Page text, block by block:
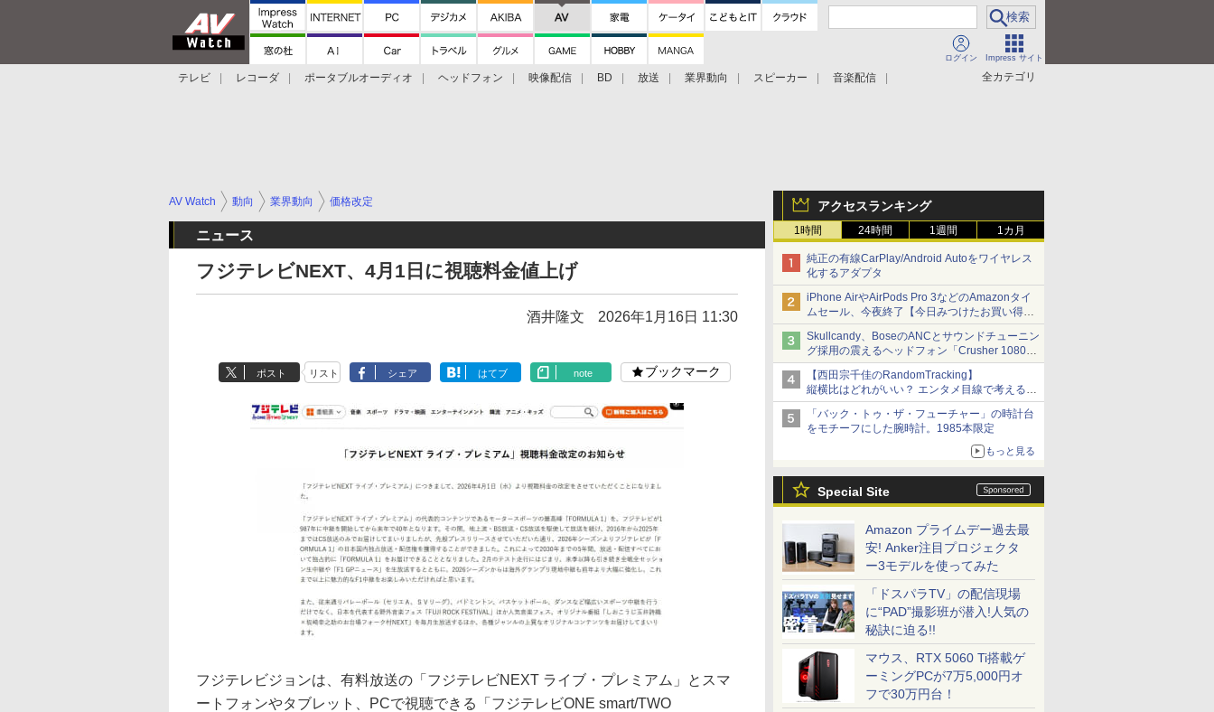
ログイン Impress サイト
全カテゴリ
テレビ レコーダ ポータブルオーディオ ヘッドフォン 映像配信 BD 放送 業界動向 スピーカー
音楽配信
アクセスランキング
1時間 24時間 1週間 1カ月
純正の有線CarPlay/Android Autoをワイヤレス
化するアダプタ
iPhone AirやAirPods Pro 3などのAmazonタイ
ムセール、今夜終了【今日みつけたお買い得
品】
Skullcandy、BoseのANCとサウンドチューニン
グ採用の震えるヘッドフォン「Crusher 1080
ANC」
【西田宗千佳のRandomTracking】
縦横比はどれがいい？ エンタメ目線で考える、
サムスン新「Galaxy Z Fold」
「バック・トゥ・ザ・フューチャー」の時計台
をモチーフにした腕時計。1985本限定
もっと見る
Special Site
Amazon プライムデー過去最
安! Anker注目プロジェクタ
ー3モデルを使ってみた
「ドスパラTV」の配信現場
に“PAD”撮影班が潜入!人気の
秘訣に迫る!!
マウス、RTX 5060 Ti搭載ゲ
ーミングPCが7万5,000円オ
フで30万円台！
AV Watch 動向 業界動向 価格改定
ニュース
フジテレビNEXT、4月1日に視聴料金値上げ
酒井隆文 2026年1月16日 11:30
ポスト リスト シェア はてブ note ブックマーク
フジテレビジョンは、有料放送の「フジテレビNEXT ライブ・プレミアム」とスマ
ートフォンやタブレット、PCで視聴できる「フジテレビONE smart/TWO